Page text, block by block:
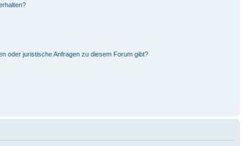
oder juristische Anfragen zu diesem Forum gibt?